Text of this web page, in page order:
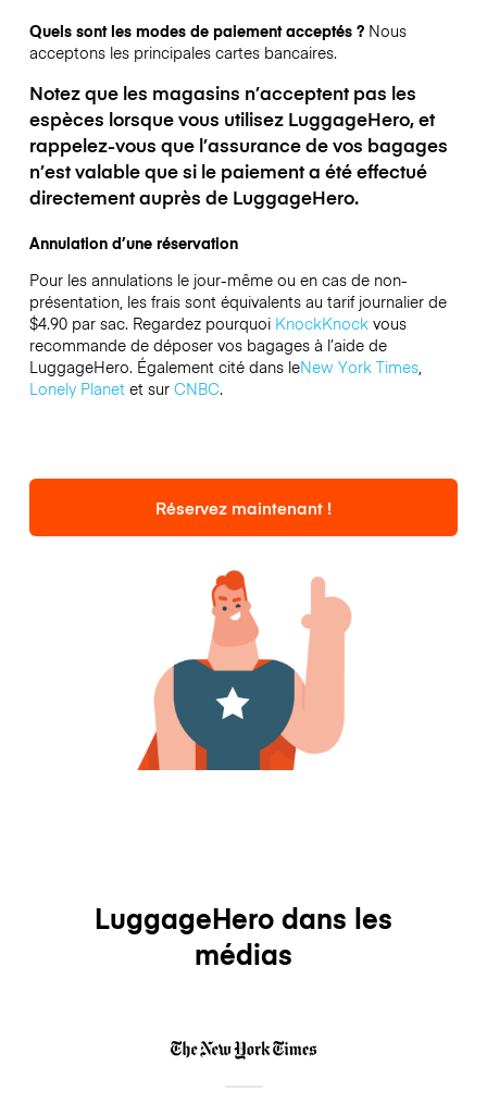
Quels sont les modes de paiement acceptés ? Nous
acceptons les principales cartes bancaires.
Notez que les magasins n’acceptent pas les
espèces lorsque vous utilisez LuggageHero, et
rappelez-vous que l’assurance de vos bagages
n’est valable que si le paiement a été effectué
directement auprès de LuggageHero.
Annulation d’une réservation
Pour les annulations le jour-même ou en cas de non-
présentation, les frais sont équivalents au tarif journalier de
$4.90 par sac. Regardez pourquoi KnockKnockvous
recommande de déposer vos bagages à l’aide de
LuggageHero. Également cité dans leNew York Times,
Lonely Planetet sur CNBC.
Réservez maintenant !
LuggageHero dans les
médias